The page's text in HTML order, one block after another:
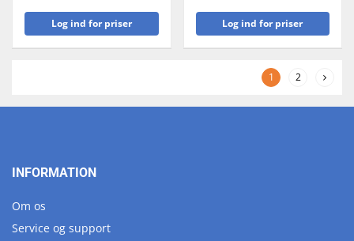
Log ind for priser Log ind for priser
1 2
INFORMATION
Om os
Service og support